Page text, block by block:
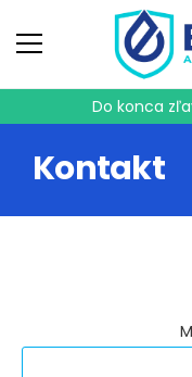
Do konca
Kontakt